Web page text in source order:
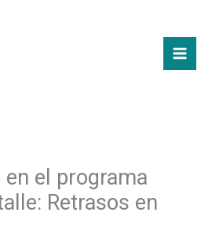
el programa
Retrasos en